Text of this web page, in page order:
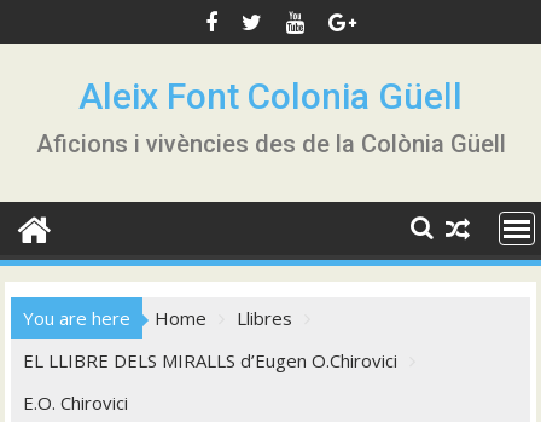
to
Aleix Font Colonia Güell
Aficions i vivències des de la Colònia Güell
You are here Home
Llibres
EL LLIBRE DELS MIRALLS d’Eugen O.Chirovici
E.O. Chirovici